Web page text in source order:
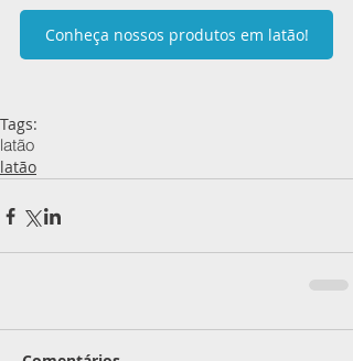
Conheça nossos produtos em latão!
Tags:
latão
latão